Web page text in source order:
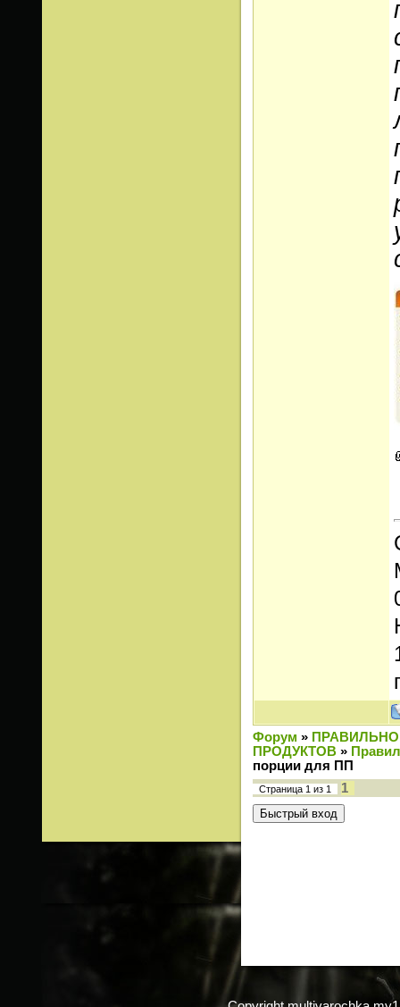
Форум »
ПРОДУКТОВ »
порции для ПП
Страница 1 из 1 1